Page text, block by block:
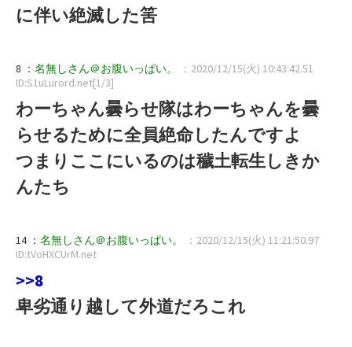
に伴い絶滅した筈
8 ： 名無しさん＠お腹いっぱい。
：2020/12/15(火) 10:43:42.51
ID:S1uLurord.net[1/3]
わーちゃん曇らせ隊はわーちゃんを曇
らせるために全員絶命したんですよ
つまりここにいるのは穢土転生しきか
んたち
14 ： 名無しさん＠お腹いっぱい。
：2020/12/15(火) 11:21:50.97
ID:tVoHXCUrM.net
>>8
卑劣通り越して外道だろこれ